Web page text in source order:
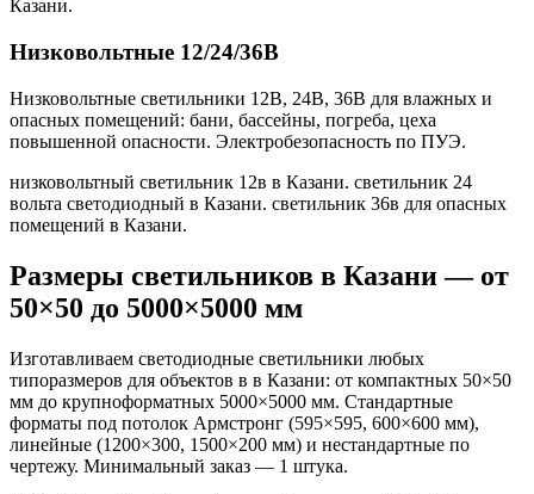
Казани.
Низковольтные 12/24/36В
Низковольтные светильники 12В, 24В, 36В для влажных и
опасных помещений: бани, бассейны, погреба, цеха
повышенной опасности. Электробезопасность по ПУЭ.
низковольтный светильник 12в в Казани. светильник 24
вольта светодиодный в Казани. светильник 36в для опасных
помещений в Казани.
Размеры светильников в Казани— от
50×50 до 5000×5000 мм
Изготавливаем светодиодные светильники любых
типоразмеров для объектов в в Казани: от компактных 50×50
мм до крупноформатных 5000×5000 мм. Стандартные
форматы под потолок Армстронг (595×595, 600×600 мм),
линейные (1200×300, 1500×200 мм) и нестандартные по
чертежу. Минимальный заказ — 1 штука.